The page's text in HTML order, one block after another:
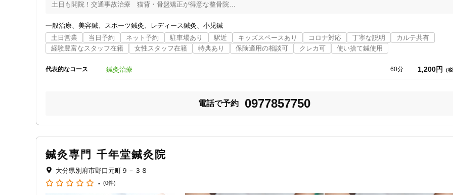
住所
土日も開院！交通事故治療　猫背・骨盤矯正が得意な整骨院
その根本原因に着目した施術が出来る院です☆交通事故サポートも充実♪
全国交通事故支援組合認定院で交通事故治療にも対応しております。
交通事故に関するご相談には２４時間対応しておりますので、いつでもご相談ください。
「事故にあったけど軽い痛みだから大丈夫」と思っていませんか？
事故に遭われましたら、痛みがなくともまずはご相談ください！
一般治療 美容鍼 スポーツ鍼灸 レディース鍼灸
小児鍼
土日営業
当日予約 ネット予約 駐車場あり 駅近 キッズスペースあり コロナ対応 丁寧な説明
カルテ共有
経験豊富なスタッフ在籍
女性スタッフ在籍 特典あり 保険適用の相談可 クレカ可 使い捨て鍼使用
代表的なコース 鍼灸治療 60分 1,200円 （
電話で予約 0977857750
鍼灸専門 千年堂鍼灸院
大分県別府市野口元町９－３８
- (0件)